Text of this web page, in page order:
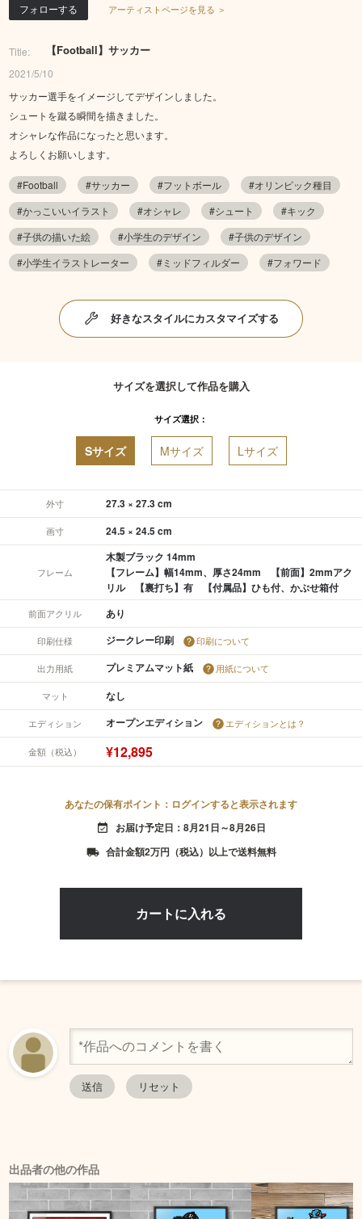
フォローする アーティストページを見る ＞
Title: 【Football】サッカー
2021/5/10
サッカー選手をイメージしてデザインしました。
シュートを蹴る瞬間を描きました。
オシャレな作品になったと思います。
よろしくお願いします。
#Football #サッカー #フットボール
#オリンピック種目
#かっこいいイラスト
#オシャレ #シュート
#キック
#子供の描いた絵
#小学生のデザイン
#子供のデザイン
#小学生イラストレーター
#ミッドフィルダー #フォワード
好きなスタイルにカスタマイズする
サイズを選択して作品を購入
サイズ選択：
Sサイズ Mサイズ Lサイズ
外寸 27.3 × 27.3 cm
画寸 24.5 × 24.5 cm
フレーム
木製ブラック 14mm
【フレーム】幅14mm、厚さ24mm 【前面】2mmアク
リル 【裏打ち】有 【付属品】ひも付、かぶせ箱付
前面アクリル あり
印刷仕様 ジークレー印刷 印刷について
出力用紙 プレミアムマット紙 用紙について
マット なし
エディション オープンエディション エディションとは？
金額（税込） ¥12,895
あなたの保有ポイント：ログインすると表示されます
event_available お届け予定日：8月21日～8月26日
local_shipping 合計金額2万円（税込）以上で送料無料
出品者の他の作品